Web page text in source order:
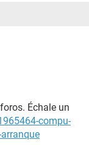
Échale un
compu-